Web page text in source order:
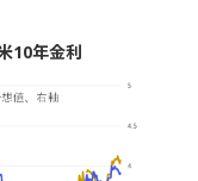
10年金利